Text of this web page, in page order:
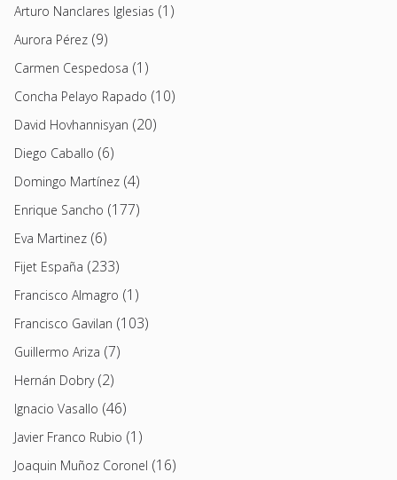
Arturo Nanclares Iglesias (1)
Aurora Pérez (9)
Carmen Cespedosa (1)
Concha Pelayo Rapado (10)
David Hovhannisyan (20)
Diego Caballo (6)
Domingo Martínez (4)
Enrique Sancho (177)
Eva Martinez (6)
Fijet España (233)
Francisco Almagro (1)
Francisco Gavilan (103)
Guillermo Ariza (7)
Hernán Dobry(2)
Ignacio Vasallo (46)
Javier Franco Rubio (1)
Joaquin Muñoz Coronel (16)